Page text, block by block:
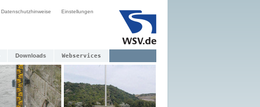
Datenschutzhinweise Einstellungen
Downloads Webservices